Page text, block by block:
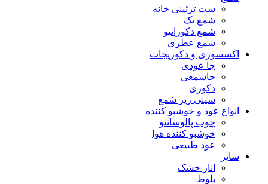
ست تزئینی خانه
شمع تک
شمع دکوراتیو
شمع عطری
اکسسوری و دکوریجات
جا عودی
جاشمعی
دکوری
سینی زیر شمع
انواع عود و خوشبو کننده
چوب پالوسانتو
خوشبو کننده هوا
عود طبیعی
سایر
انار خشک
بلوط